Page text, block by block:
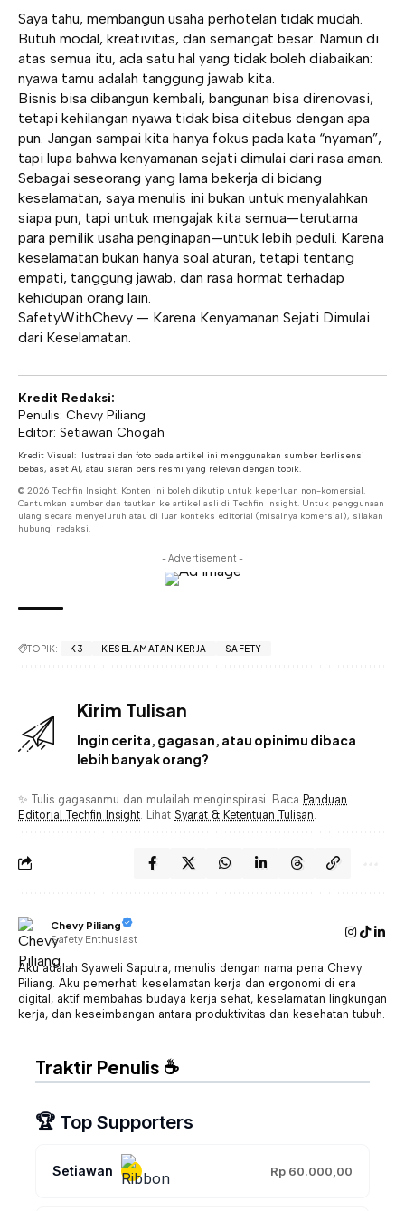
Saya tahu, membangun usaha perhotelan tidak mudah.
Butuh modal, kreativitas, dan semangat besar. Namun di
atas semua itu, ada satu hal yang tidak boleh diabaikan:
nyawa tamu adalah tanggung jawab kita.
Bisnis bisa dibangun kembali, bangunan bisa direnovasi,
tetapi kehilangan nyawa tidak bisa ditebus dengan apa
pun. Jangan sampai kita hanya fokus pada kata “nyaman”,
tapi lupa bahwa kenyamanan sejati dimulai dari rasa aman.
Sebagai seseorang yang lama bekerja di bidang
keselamatan, saya menulis ini bukan untuk menyalahkan
siapa pun, tapi untuk mengajak kita semua—terutama
para pemilik usaha penginapan—untuk lebih peduli. Karena
keselamatan bukan hanya soal aturan, tetapi tentang
empati, tanggung jawab, dan rasa hormat terhadap
kehidupan orang lain.
SafetyWithChevy — Karena Kenyamanan Sejati Dimulai
dari Keselamatan.
Kredit Redaksi:
Penulis: Chevy Piliang
Editor: Setiawan Chogah
Kredit Visual: Ilustrasi dan foto pada artikel ini menggunakan sumber berlisensi
bebas, aset AI, atau siaran pers resmi yang relevan dengan topik.
© 2026 Techfin Insight. Konten ini boleh dikutip untuk keperluan non-komersial.
Cantumkan sumber dan tautkan ke artikel asli di Techfin Insight. Untuk penggunaan
ulang secara menyeluruh atau di luar konteks editorial (misalnya komersial), silakan
hubungi redaksi.
- Advertisement -
TOPIK: K3 KESELAMATAN KERJA SAFETY
Kirim Tulisan
Ingin cerita, gagasan, atau opinimu dibaca
lebih banyak orang?
✨ Tulis gagasanmu dan mulailah menginspirasi. Baca Panduan
Editorial Techfin Insight . Lihat Syarat & Ketentuan Tulisan
Chevy Piliang
Safety Enthusiast
Aku adalah Syaweli Saputra, menulis dengan nama pena Chevy
Piliang. Aku pemerhati keselamatan kerja dan ergonomi di era
digital, aktif membahas budaya kerja sehat, keselamatan lingkungan
kerja, dan keseimbangan antara produktivitas dan kesehatan tubuh.
Traktir Penulis ☕
🏆 Top Supporters
Setiawan Rp 60.000,00